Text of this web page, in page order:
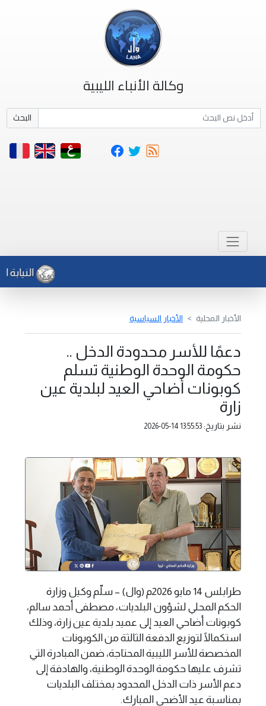
وكالة الأنباء الليبية
البحث
النيابة
الأخبار المحلية الأخبار السياسية
دعمًا للأسر محدودة الدخل ..
حكومة الوحدة الوطنية تسلم
كوبونات أضاحي العيد لبلدية عين
زارة
نشر بتاريخ: 2026-05-14 13:55:53
طرابلس 14 مايو 2026م (وال) – سلّم وكيل وزارة
الحكم المحلي لشؤون البلديات، مصطفى أحمد سالم،
كوبونات أضاحي العيد إلى عميد بلدية عين زارة، وذلك
استكمالًا لتوزيع الدفعة الثالثة من الكوبونات
المخصصة للأسر الليبية المحتاجة، ضمن المبادرة التي
تشرف عليها حكومة الوحدة الوطنية، والهادفة إلى
دعم الأسر ذات الدخل المحدود بمختلف البلديات
بمناسبة عيد الأضحى المبارك.